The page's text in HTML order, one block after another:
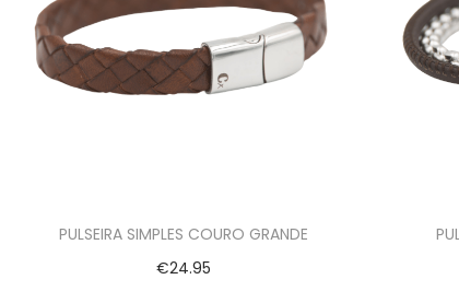
PULSEIRA SIMPLES COURO GRANDE
€24.95